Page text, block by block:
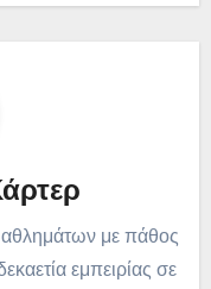
αθλημάτων με πάθος
εμπειρίας σε